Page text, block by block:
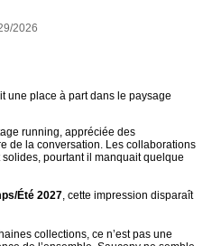
2026
une place à part dans le paysage
running, appréciée des
de la conversation. Les collaborations
pourtant il manquait quelque
Été 2027 , cette impression disparaît
collections, ce n’est pas une